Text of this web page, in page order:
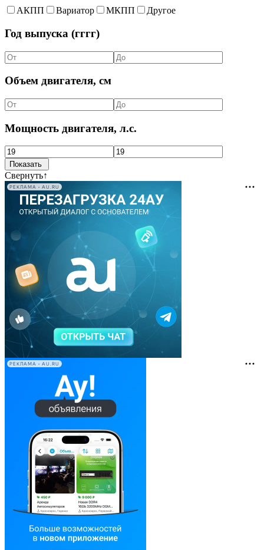
АКПП Вариатор МКПП Другое
Год выпуска (гггг)
Объем двигателя, см
Мощность двигателя, л.с.
Свернуть↑
РЕКЛАМА • AU.RU
РЕКЛАМА • AU.RU